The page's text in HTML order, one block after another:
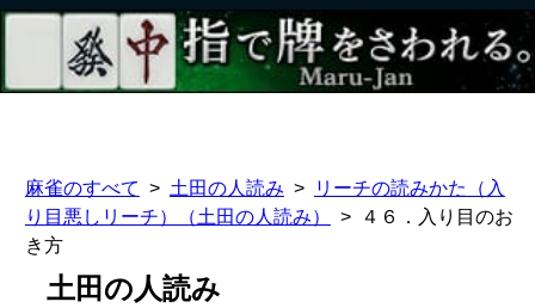
麻雀のすべて 土田の人読み
リーチの読みかた（入
り目悪しリーチ）（土田の人読み）
４６．入り目のお
き方
土田の人読み